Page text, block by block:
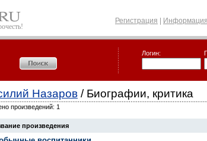
Регистрация
Логин:
Назаров / Биографии, критика
произведений: 1
произведения